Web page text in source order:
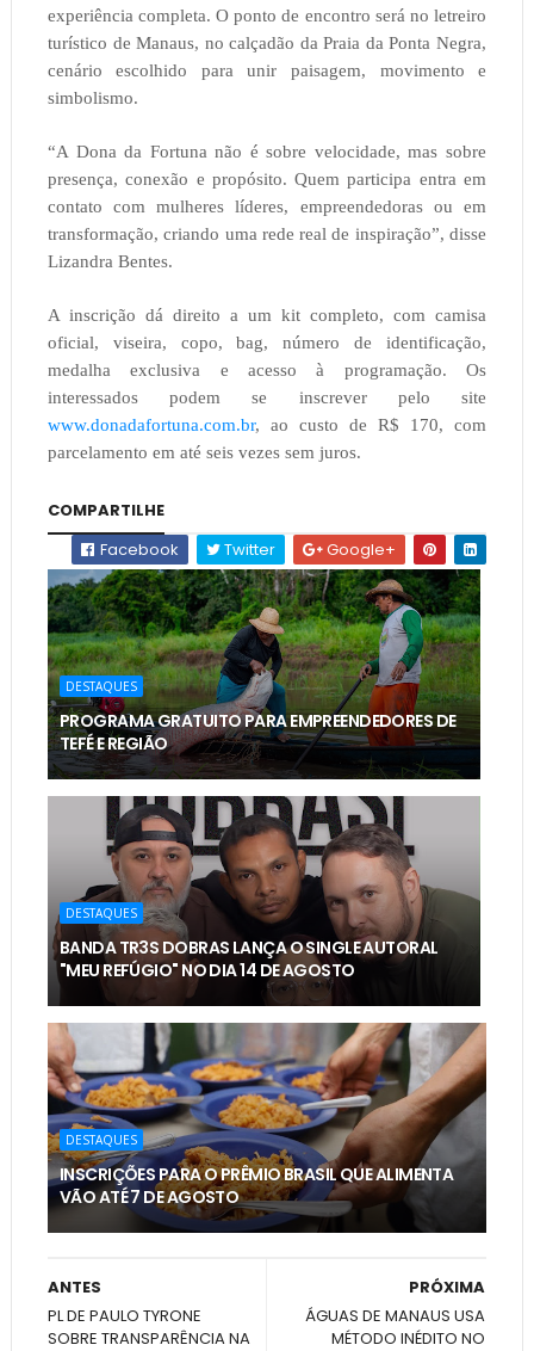
experiência completa. O ponto de encontro será no letreiro
turístico de Manaus, no calçadão da Praia da Ponta Negra,
cenário escolhido para unir paisagem, movimento e
simbolismo.
“A Dona da Fortuna não é sobre velocidade, mas sobre
presença, conexão e propósito. Quem participa entra em
contato com mulheres líderes, empreendedoras ou em
transformação, criando uma rede real de inspiração”, disse
Lizandra Bentes.
A inscrição dá direito a um kit completo, com camisa
oficial, viseira, copo, bag, número de identificação,
medalha exclusiva e acesso à programação. Os
interessados podem se inscrever pelo site
www.donadafortuna.com.br, ao custo de R$ 170, com
parcelamento em até seis vezes sem juros.
COMPARTILHE
Facebook
Twitter Google+
DESTAQUES
PROGRAMA GRATUITO PARA EMPREENDEDORES DE
TEFÉ E REGIÃO
DESTAQUES
BANDA TR3S DOBRAS LANÇA O SINGLE AUTORAL
"MEU REFÚGIO" NO DIA 14 DE AGOSTO
DESTAQUES
INSCRIÇÕES PARA O PRÊMIO BRASIL QUE ALIMENTA
VÃO ATÉ 7 DE AGOSTO
PRÓXIMA
ÁGUAS DE MANAUS USA
MÉTODO INÉDITO NO
ANTES
PL DE PAULO TYRONE
SOBRE TRANSPARÊNCIA NA